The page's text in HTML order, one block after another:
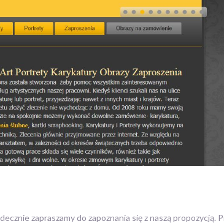
zapraszamy do zapoznania się z naszą